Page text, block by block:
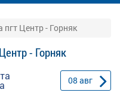
пгт Центр - Горняк
- Горняк
08 авг